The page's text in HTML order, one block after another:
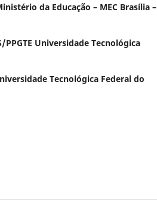
da Educação – MEC Brasília –
PPGTE Universidade Tecnológica
Tecnológica Federal do